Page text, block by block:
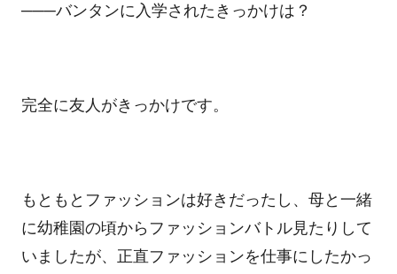
───バンタンに入学されたきっかけは？
完全に友人がきっかけです。
もともとファッションは好きだったし、母と一緒
に幼稚園の頃からファッションバトル見たりして
いましたが、正直ファッションを仕事にしたかっ